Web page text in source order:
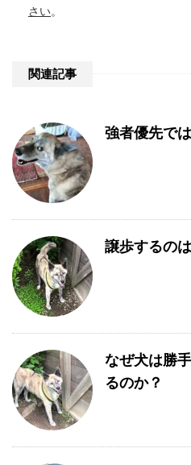
さい。
関連記事
強者優先で
譲歩するの
なぜ犬は勝
るのか？